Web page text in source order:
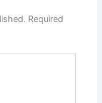
Required